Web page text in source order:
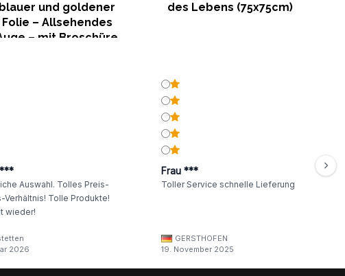
blauer und goldener
Folie – Allsehendes
– mit Broschüre
des Lebens (75x75cm)
Auswahl. Tolles Preis-
Verhältnis! Tolle Produkte!
wieder!
2026
Frau ***
Toller Service schnelle Lieferung
GERSTHOFEN
19. November 2025